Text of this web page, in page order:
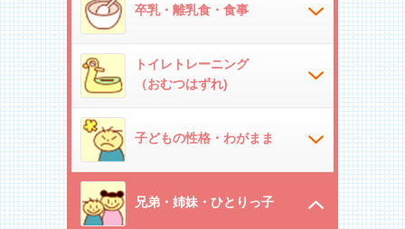
卒乳・離乳食・食事
トイレトレーニング
（おむつはずれ)
子どもの性格・わがまま
兄弟・姉妹・ひとりっ子